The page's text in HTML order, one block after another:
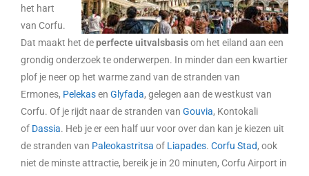
het hart
van Corfu.
Dat maakt het deperfecte uitvalsbasisom het eiland aan een
grondig onderzoek te onderwerpen. In minder dan een kwartier
plof je neer op het warme zand van de stranden van
Ermones, Pelekasen Glyfada, gelegen aan de westkust van
Corfu. Of je rijdt naar de stranden van Gouvia, Kontokali
of Dassia. Heb je er een half uur voor over dan kan je kiezen uit
de stranden van Paleokastritsa of Liapades. Corfu Stad, ook
niet de minste attractie, bereik je in 20 minuten, Corfu Airport in